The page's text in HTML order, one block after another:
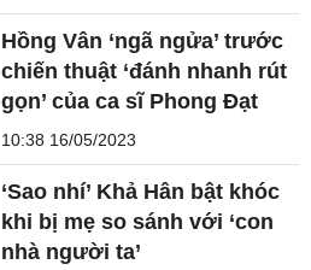
Hồng Vân ‘ngã ngửa’ trước
chiến thuật ‘đánh nhanh rút
gọn’ của ca sĩ Phong Đạt
10:38 16/05/2023
‘Sao nhí’ Khả Hân bật khóc
khi bị mẹ so sánh với ‘con
nhà người ta’